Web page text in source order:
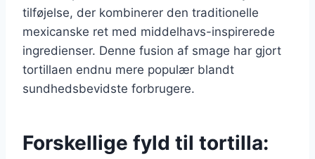
tilføjelse, der kombinerer den traditionelle
mexicanske ret med middelhavs-inspirerede
ingredienser. Denne fusion af smage har gjort
tortillaen endnu mere populær blandt
sundhedsbevidste forbrugere.
Forskellige fyld til tortilla: